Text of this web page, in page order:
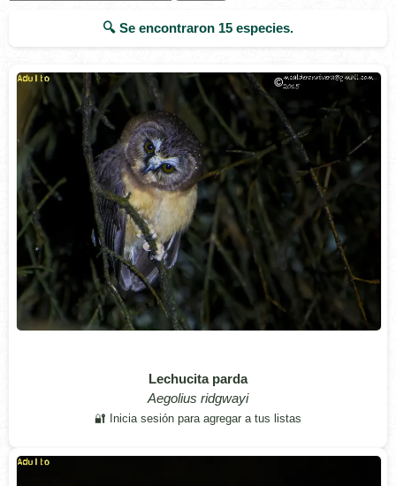
🔍 Se encontraron 15 especies.
Lechucita parda
Aegolius ridgwayi
🔐 Inicia sesión para agregar a tus listas